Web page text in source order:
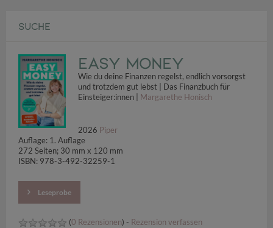
SUCHE
Easy Money
Wie du deine Finanzen regelst, endlich vorsorgst
und trotzdem gut lebst | Das Finanzbuch für
Einsteiger:innen | Margarethe Honisch
2026 Piper
Auflage: 1. Auflage
272 Seiten; 30 mm x 120 mm
ISBN: 978-3-492-32259-1
Leseprobe
(0 Rezensionen) - Rezension verfassen